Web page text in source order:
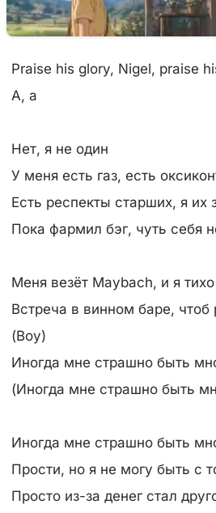
Praise his glory, Nigel, praise
А, а
Нет, я не один
У меня есть газ, есть
Есть респекты старших, я их
Пока фармил бэг, чуть себя
Меня везёт Maybach, и я
Встреча в винном баре, чтоб
(Воу)
Иногда мне страшно быть
(Иногда мне страшно быть
Иногда мне страшно быть
Прости, но я не могу быть с
Просто из-за денег стал